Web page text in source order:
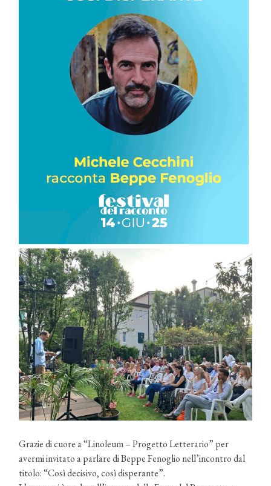
Grazie di cuore a “Linoleum – Progetto Letterario” per
avermi invitato a parlare di Beppe Fenoglio nell’incontro dal
titolo: “Così decisivo, così disperante”.